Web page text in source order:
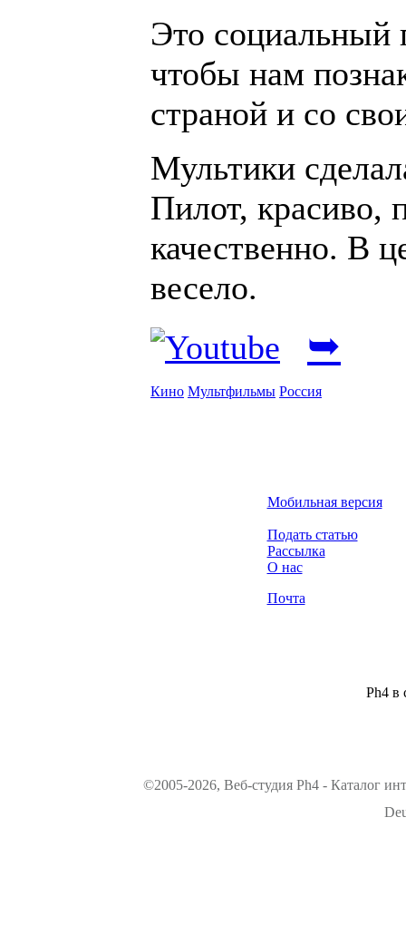
Это социальный
чтобы нам
страной и со
Мультики
Пилот, красиво,
качественно. В
весело.
➥
Кино Мультфильмы Россия
Мобильная версия
Подать статью
Рассылка
О нас
Почта
Ph4 в
©2005-2026, Веб-студия Ph4 - Каталог